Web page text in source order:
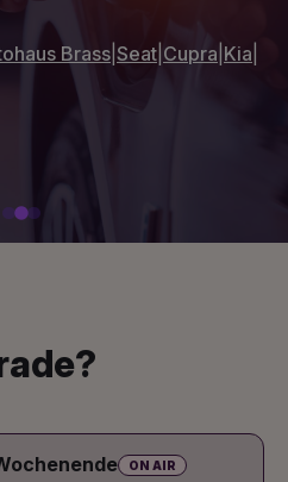
Brass Seat Cupra Kia
ON AIR